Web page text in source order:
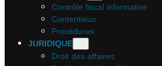
Contrôle fiscal informatisé
Contentieux
Procédures
JURIDIQUE
Droit des affaires